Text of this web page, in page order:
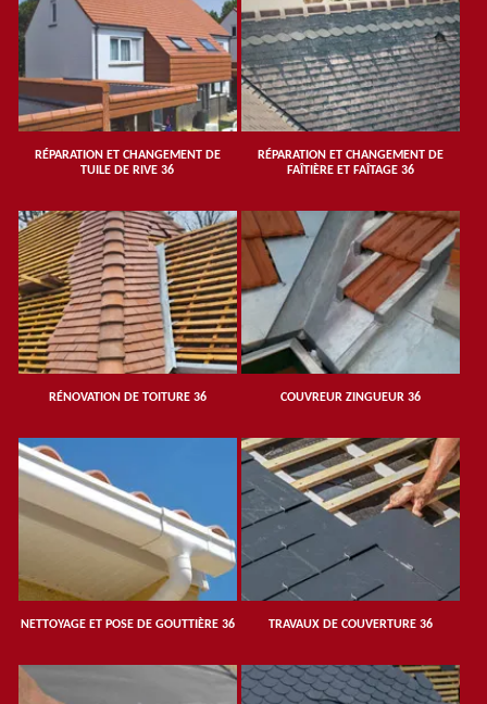
RÉPARATION ET CHANGEMENT DE
TUILE DE RIVE 36
RÉPARATION ET CHANGEMENT DE
FAÎTIÈRE ET FAÎTAGE 36
RÉNOVATION DE TOITURE 36 COUVREUR ZINGUEUR 36
NETTOYAGE ET POSE DE GOUTTIÈRE 36 TRAVAUX DE COUVERTURE 36